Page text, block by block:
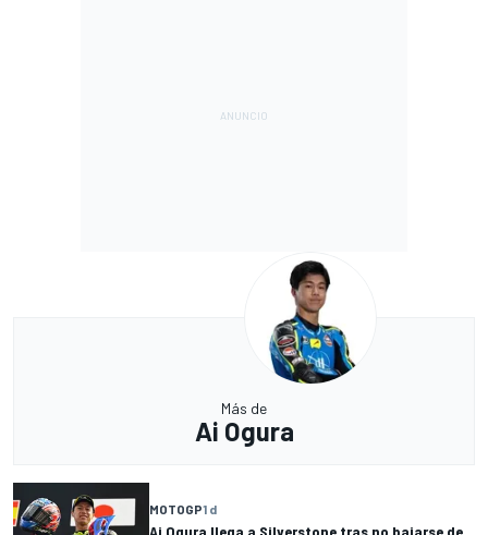
Más de
Ai Ogura
MOTOGP1 d
Ai Ogura llega a Silverstone tras no bajarse de